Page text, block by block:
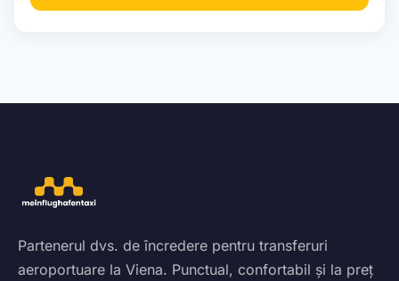
Partenerul dvs. de încredere pentru transferuri
aeroportuare la Viena. Punctual, confortabil și la preț